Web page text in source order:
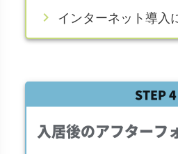
chevron_right インターネット導入
STEP 4
入居後のアフターフ